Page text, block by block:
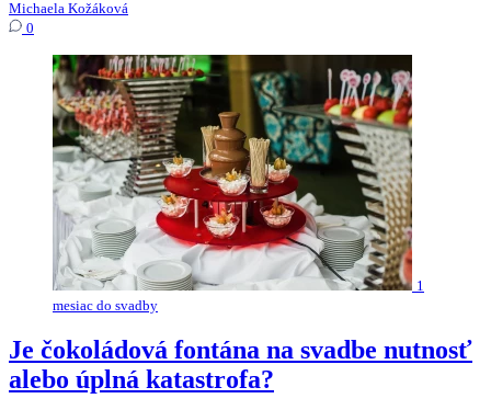
Michaela Kožáková
0
1
mesiac do svadby
Je čokoládová fontána na svadbe nutnosť
alebo úplná katastrofa?